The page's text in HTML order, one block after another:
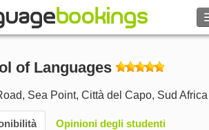
of Languages
Sea Point, Città del Capo, Sud Africa
Opinioni degli studenti